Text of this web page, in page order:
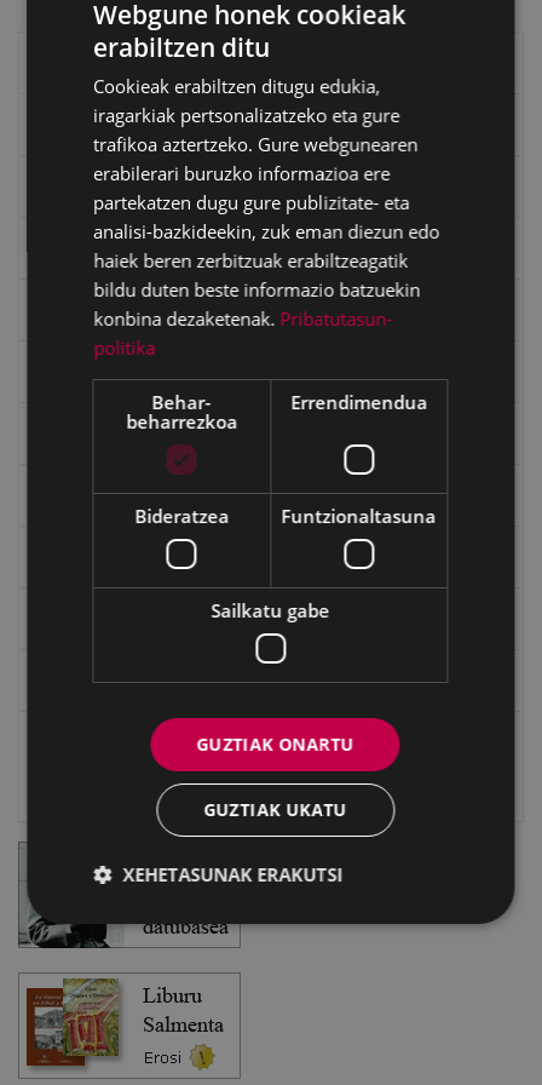
Eibarko liburuak
eta kitto
"Eibar" rebista sarean
Kultura egitaraua
"Gure Herria" aldizkaria
Txostenak eta dokumentuak
Eibarko Fonoteka
Eibarko Idazlanen Datu-basea
Webgune honek cookieak
erabiltzen ditu
Cookieak erabiltzen ditugu edukia,
iragarkiak pertsonalizatzeko eta gure
trafikoa aztertzeko. Gure webgunearen
erabilerari buruzko informazioa ere
partekatzen dugu gure publizitate- eta
analisi-bazkideekin, zuk eman diezun edo
haiek beren zerbitzuak erabiltzeagatik
bildu duten beste informazio batzuekin
konbina dezaketenak. Pribatutasun-
politika
Behar-
beharrezkoa
Errendimendua
Bideratzea Funtzionaltasuna
Sailkatu gabe
GUZTIAK ONARTU
GUZTIAK UKATU
XEHETASUNAK ERAKUTSI